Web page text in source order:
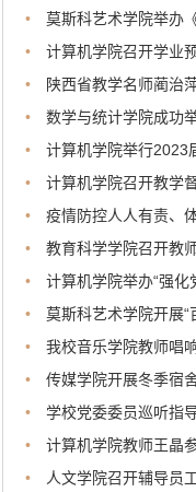
•
莫斯科艺术学院举办
•
计算机学院召开学业
•
陕西省教学名师蔺治
•
数学与统计学院成功
•
计算机学院举行2023
•
计算机学院召开教学
•
疫情防控人人有责、
•
教育科学学院召开教
•
计算机学院举办“强
•
莫斯科艺术学院开展
•
我校音乐学院教师唱
•
传媒学院开展冬季宿
•
学校党委委员巡听指
•
计算机学院教师王晶
• 人文学院召开辅导员